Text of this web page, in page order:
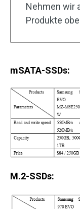
Nehmen wir
Produkte
mSATA-SSDs:
M.2-SSDs: